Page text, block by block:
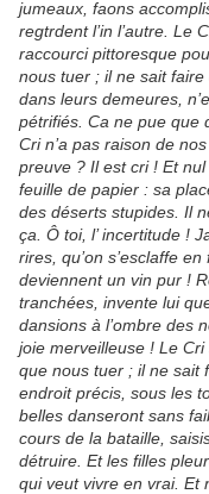
jumeaux, faons
regtrdent l’in l’autre. Le
raccourci pittoresque
nous tuer ; il ne sait
dans leurs demeures,
pétrifiés. Ca ne pue que
Cri n’a pas raison de
preuve ? Il est cri ! Et nul
feuille de papier : sa
des déserts stupides. Il
ça. Ô toi, l’ incertitude !
rires, qu’on s’esclaffe
deviennent un vin pur !
tranchées, invente lui
dansions à l’ombre des
joie merveilleuse ! Le
que nous tuer ; il ne sait
endroit précis, sous les
belles danseront sans
cours de la bataille,
détruire. Et les filles
qui veut vivre en vrai. Et